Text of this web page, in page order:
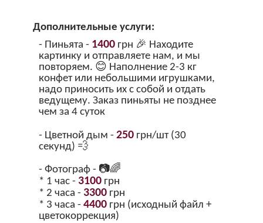
Дополнительные услуги:
- Пиньята - 1400 грн 🎉 Находите
картинку и отправляете нам, и мы
повторяем. 😊 Наполнение 2-3 кг
конфет или небольшими игрушками,
надо приносить их с собой и отдать
ведущему. Заказ пиньяты не позднее
чем за 4 суток
- Цветной дым -250 грн/шт (30
секунд) 💨
- Фотограф - 📷🌈
* 1 час - 3100 грн
* 2 часа - 3300 грн
* 3 часа -4400 грн (исходный файл +
цветокоррекция)